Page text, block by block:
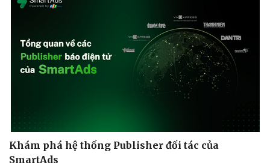
Khám phá hệ thống Publisher đối tác của
SmartAds